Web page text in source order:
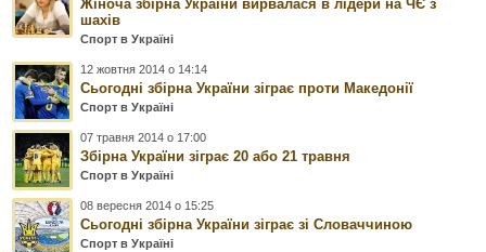
Жіноча збірна України вирвалася в лідери на ЧЄ з
шахів
Спорт в Україні
12 жовтня 2014 о 14:14
Сьогодні збірна України зіграє проти Македонії
Спорт в Україні
07 травня 2014 о 17:00
Збірна України зіграє 20 або 21 травня
Спорт в Україні
08 вересня 2014 о 15:25
Сьогодні збірна України зіграє зі Словаччиною
Спорт в Україні